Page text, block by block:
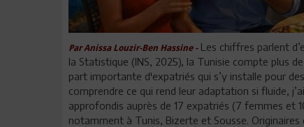
Par Anissa Louzir-Ben Hassine -Les chiffres parlent
la Statistique (INS, 2025), la Tunisie compte plus
part importante d'expatriés qui s’y installe pour
comprendre ce qui rend leur adaptation si fluide,
approfondis auprès de 17 expatriés (7 femmes et
notamment à Tunis, Bizerte et Sousse. Originaires